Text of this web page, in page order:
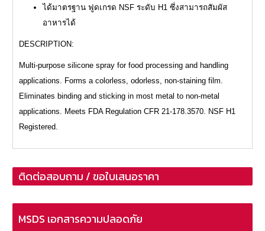
ได้มาตรฐาน ฟูดเกรด NSF ระดับ H1 ซึ่งสามารถสัมผัส
อาหารได้
DESCRIPTION:
Multi-purpose silicone spray for food processing and handling
applications. Forms a colorless, odorless, non-staining film.
Eliminates binding and sticking in most metal to non-metal
applications. Meets FDA Regulation CFR 21-178.3570. NSF H1
Registered.
ติดต่อสอบถาม / ขอใบเสนอราคา
MSDS เอกสารความปลอดภัย